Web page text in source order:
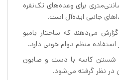
بودن: اندازه ۱۲ سانتی‌متری برای وعده‌های تک‌نفره
جانبی ایده‌آل است.
گزارش می‌دهند که ساختار بامبو
منظم دوام خوبی دارد.
شستن کاسه با دست و صابون
در نظر گرفته می‌شود.